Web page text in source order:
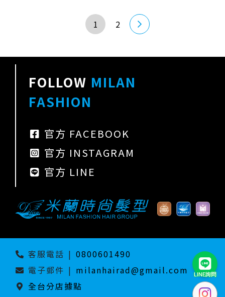
1 2
FOLLOW MILAN
FASHION
官方 FACEBOOK
官方 INSTAGRAM
官方 LINE
客服電話 | 0800601490
電子郵件 | milanhairad@gmail.com
全台分店據點
LINE詢問